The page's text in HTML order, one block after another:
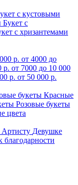
с кустовыми
Букет с
с хризантемами
р. от 4000 до
р. от 7000 до 10 000
р. от 50 000 р.
букеты Красные
Розовые букеты
цвета
Артисту Девушке
благодарности